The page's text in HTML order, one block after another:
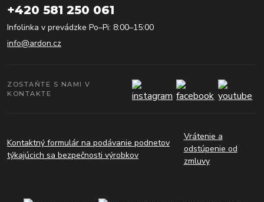
+420 581 250 061
Infolinka v prevádzke Po–Pi: 8:00–15:00
info@ardon.cz
ZOSTAŇTE S NAMI V
KONTAKTE
Kontaktný formulár na podávanie podnetov
týkajúcich sa bezpečnosti výrobkov
Vrátenie a
odstúpenie od
zmluvy